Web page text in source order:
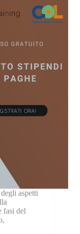
aspetti
fasi del